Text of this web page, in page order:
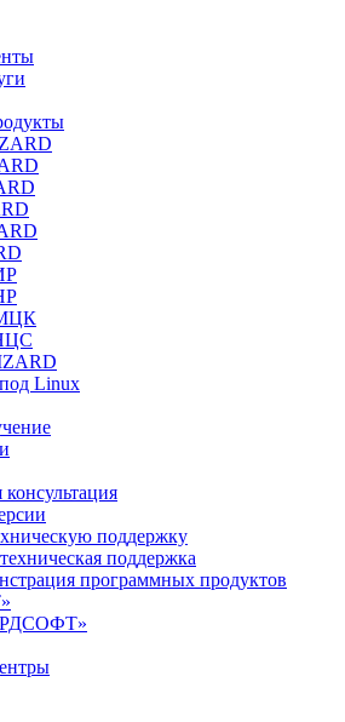
Linux
консультация
поддержку
поддержка
программных продуктов